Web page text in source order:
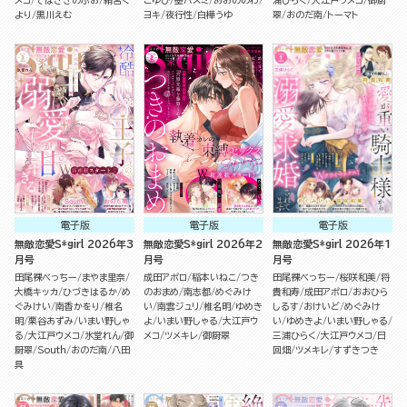
より
黒川えむ
ヨキ 夜行性 白樺うゆ
翠 おのだ南 トーマト
電子版
無敵恋愛S*girl 2026年3
月号
田尾裸べっちー
まやま里奈
大橋キッカ ひづきはるか め
ぐみけい 南香かをり
椎名
明 栗谷あずみ
いまい野しゃ
る 大江戸ウメコ 氷堂れん 御
厨翠 South おのだ南 八田
具
電子版
無敵恋愛S*girl 2026年2
月号
成田アポロ 稲本いねこ つき
のおまめ 南志都 めぐみけ
い 南雲ジュリ 椎名明
ゆめき
よ
いまい野しゃる 大江戸ウ
メコ ツメキレ 御厨翠
電子版
無敵恋愛S*girl 2026年1
月号
田尾裸べっちー 桜咲和美 将
貴和寿 成田アポロ
おおひら
しるす
おけいど めぐみけ
い
ゆめきよ
いまい野しゃる
三浦ひらく 大江戸ウメコ
日
回畑 ツメキレ すずきつき